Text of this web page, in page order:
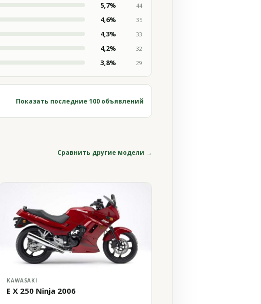
5,7%
44
4,6%
35
4,3%
33
4,2%
32
3,8% 29
Показать последние 100 объявлений
Сравнить другие модели →
KAWASAKI
E X 250 Ninja 2006